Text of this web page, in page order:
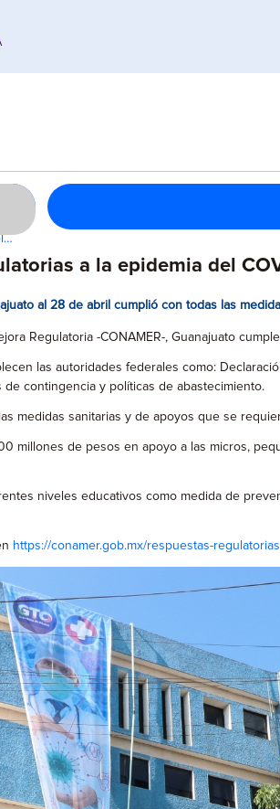
a la epidemia del
al 28 de abril cumplió con todas las
Regulatoria -CONAMER-, Guanajuato
las autoridades federales como:
contingencia y políticas de abastecimiento.
medidas sanitarias y de apoyos que se
millones de pesos en apoyo a las micros,
niveles educativos como medida de
https://conamer.gob.mx/respuestas-